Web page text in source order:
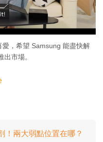
，希望 Samsung 能盡快解
出市場。
！兩大弱點位置在哪？